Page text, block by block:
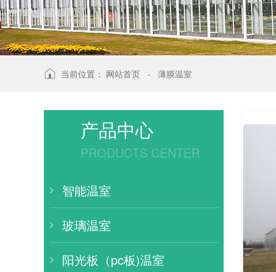
当前位置： 网站首页 - 薄膜温室
产品中心
PRODUCTS CENTER
智能温室
玻璃温室
阳光板（pc板)温室